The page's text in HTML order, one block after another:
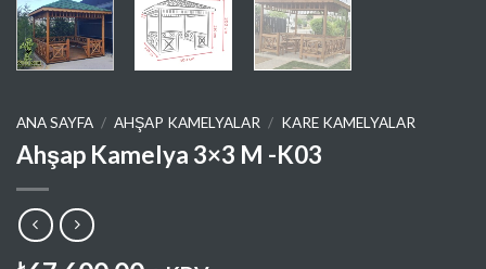
ANA SAYFA / AHŞAP KAMELYALAR / KARE KAMELYALAR
Ahşap Kamelya 3×3 M -K03